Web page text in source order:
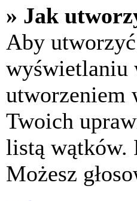
» Jak
Aby
wyświetlaniu
utworzeniem
Twoich
listą wątków.
Możesz